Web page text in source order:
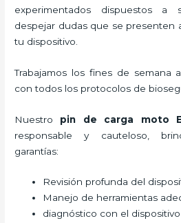
experimentados dispuestos a
despejar dudas que se presenten
tu dispositivo.
Trabajamos los fines de semana
con todos los protocolos de
Nuestro pin de carga moto
responsable y cauteloso,
garantías:
Revisión profunda del
Manejo de herramientas
diagnóstico con el